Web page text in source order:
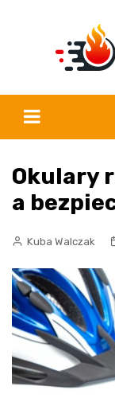
Okulary
a
Kuba Walczak